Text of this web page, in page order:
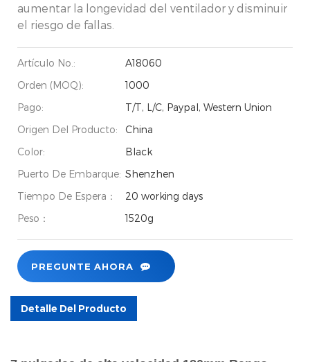
aumentar la longevidad del ventilador y disminuir
el riesgo de fallas.
Artículo No.:
A18060
Orden (MOQ):
1000
Pago:
T/T, L/C, Paypal, Western Union
Origen Del Producto:
China
Color:
Black
Puerto De Embarque: Shenzhen
Tiempo De Espera：
20 working days
Peso：
1520g
PREGUNTE AHORA
Detalle Del Producto